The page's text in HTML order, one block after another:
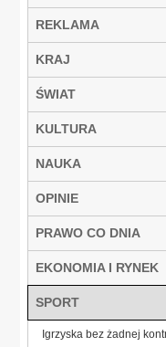
REKLAMA
KRAJ
ŚWIAT
KULTURA
NAUKA
OPINIE
PRAWO CO DNIA
EKONOMIA I RYNEK
SPORT
Igrzyska bez żadnej